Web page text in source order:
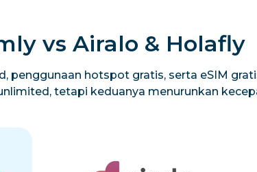
vs Airalo & Holafly
hotspot gratis, serta eSIM
tetapi keduanya menurunkan